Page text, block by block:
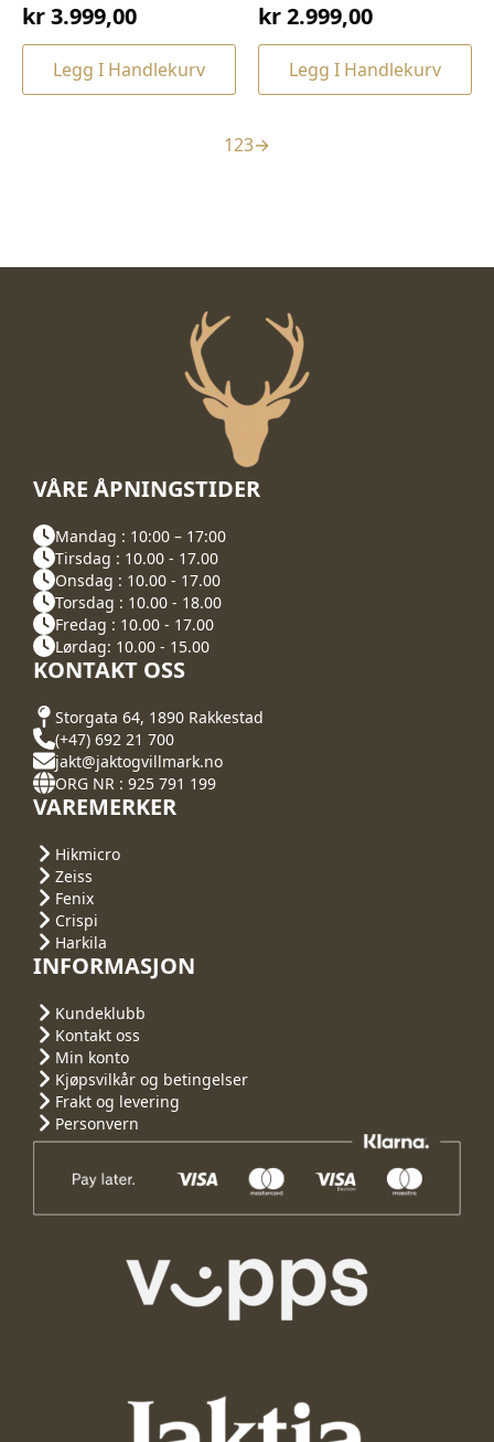
kr3.999,00
Legg I Handlekurv
kr2.999,00
Legg I Handlekurv
123→
VÅRE ÅPNINGSTIDER
Mandag : 10:00 – 17:00
Tirsdag : 10.00 - 17.00
Onsdag : 10.00 - 17.00
Torsdag : 10.00 - 18.00
Fredag : 10.00 - 17.00
Lørdag: 10.00 - 15.00
KONTAKT OSS
Storgata 64, 1890 Rakkestad
(+47) 692 21 700
jakt@jaktogvillmark.no
ORG NR : 925 791 199
VAREMERKER
Hikmicro
Zeiss
Fenix
Crispi
Harkila
INFORMASJON
Kundeklubb
Kontakt oss
Min konto
Kjøpsvilkår og betingelser
Frakt og levering
Personvern